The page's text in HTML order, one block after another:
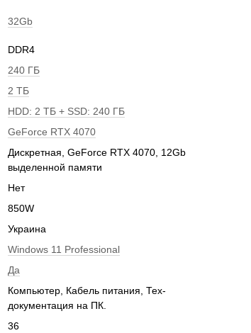
32Gb
DDR4
240 ГБ
2 ТБ
HDD: 2 ТБ + SSD: 240 ГБ
GeForce RTX 4070
Дискретная, GeForce RTX 4070, 12Gb
выделенной памяти
Нет
850W
Украина
Windows 11 Professional
Да
Компьютер, Кабель питания, Тех-
документация на ПК.
36